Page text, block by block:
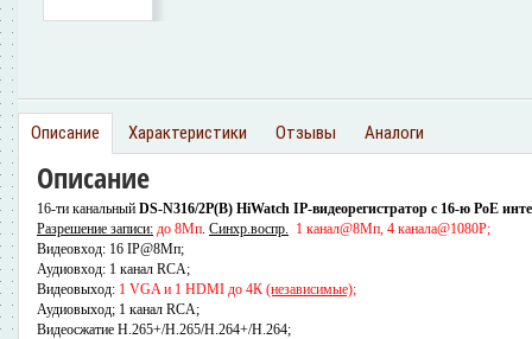
Описание Характеристики Отзывы Аналоги
Описание
16-ти канальный DS-N316/2P(B) HiWatch IP-видеорегистратор c 16-ю PoE
Разрешение записи: до 8Мп. Синхр.воспр. 1 канал@8Мп, 4 канала@1080P;
Видеовход: 16 IP@8Мп;
Аудиовход: 1 канал RCA;
Видеовыход: 1 VGA и 1 HDMI до 4К (независимые);
Аудиовыход; 1 канал RCA;
Видеосжатие H.265+/H.265/H.264+/H.264;